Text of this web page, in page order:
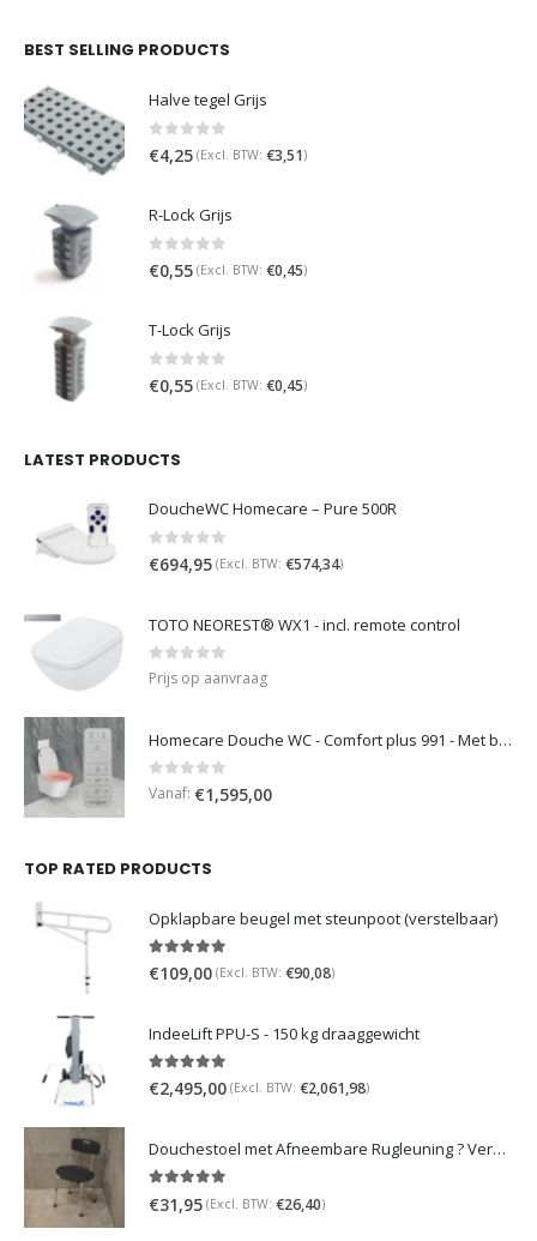
BEST SELLING PRODUCTS
Halve tegel Grijs
€4,25 (Excl. BTW: €3,51)
R-Lock Grijs
€0,55 (Excl. BTW: €0,45)
T-Lock Grijs
€0,55 (Excl. BTW: €0,45)
LATEST PRODUCTS
DoucheWC Homecare – Pure 500R
0 out of 5
€694,95 (Excl. BTW: €574,34)
TOTO NEOREST® WX1 - incl. remote control
0 out of 5
Prijs op aanvraag
Homecare Douche WC - Comfort plus 991 - Met brilverwarming
0 out of 5
Vanaf: €1,595,00
TOP RATED PRODUCTS
Opklapbare beugel met steunpoot (verstelbaar)
5.00out of 5
€109,00 (Excl. BTW: €90,08)
IndeeLift PPU-S - 150 kg draaggewicht
5.00out of 5
€2,495,00 (Excl. BTW: €2,061,98)
Douchestoel met Afneembare Rugleuning ? Verstelbaar Douchekrukje ? Grijs
€31,95 (Excl. BTW: €26,40)